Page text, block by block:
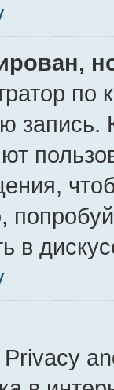
по
запись.
в